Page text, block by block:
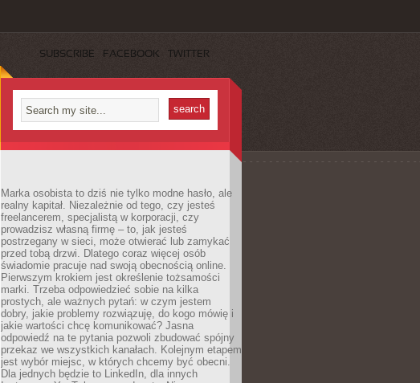
SUBSCRIBE FACEBOOK TWITTER
Marka osobista to dziś nie tylko modne hasło, ale
realny kapitał. Niezależnie od tego, czy jesteś
freelancerem, specjalistą w korporacji, czy
prowadzisz własną firmę – to, jak jesteś
postrzegany w sieci, może otwierać lub zamykać
przed tobą drzwi. Dlatego coraz więcej osób
świadomie pracuje nad swoją obecnością online.
Pierwszym krokiem jest określenie tożsamości
marki. Trzeba odpowiedzieć sobie na kilka
prostych, ale ważnych pytań: w czym jestem
dobry, jakie problemy rozwiązuję, do kogo mówię i
jakie wartości chcę komunikować? Jasna
odpowiedź na te pytania pozwoli zbudować spójny
przekaz we wszystkich kanałach. Kolejnym etapem
jest wybór miejsc, w których chcemy być obecni.
Dla jednych będzie to LinkedIn, dla innych